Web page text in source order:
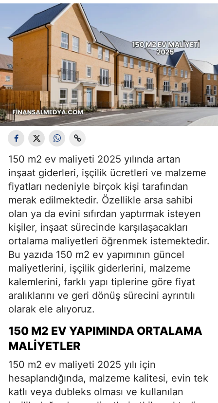
150 m2 ev maliyeti 2025 yılında artan
inşaat giderleri, işçilik ücretleri ve malzeme
fiyatları nedeniyle birçok kişi tarafından
merak edilmektedir. Özellikle arsa sahibi
olan ya da evini sıfırdan yaptırmak isteyen
kişiler, inşaat sürecinde karşılaşacakları
ortalama maliyetleri öğrenmek istemektedir.
Bu yazıda 150 m2 ev yapımının güncel
maliyetlerini, işçilik giderlerini, malzeme
kalemlerini, farklı yapı tiplerine göre fiyat
aralıklarını ve geri dönüş sürecini ayrıntılı
olarak ele alıyoruz.
150 M2 EV YAPIMINDA ORTALAMA
MALIYETLER
150 m2 ev maliyeti 2025 yılı için
hesaplandığında, malzeme kalitesi, evin tek
katlı veya dubleks olması ve kullanılan